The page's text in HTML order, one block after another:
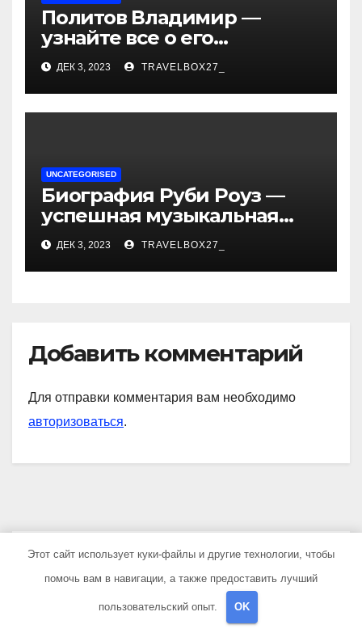
Политов Владимир —
узнайте все о его
биографии, возрасте и
впечатляющих
достижениях!
ДЕК 3, 2023 TRAVELBOX27_
UNCATEGORISED
Биография Руби Роуз —
успешная музыкальная
карьера, личная жизнь и
знаковые достижения
ДЕК 3, 2023 TRAVELBOX27_
Добавить комментарий
Для отправки комментария вам необходимо
авторизоваться.
YOU MISSED
Этот сайт использует куки-файлы и другие технологии, чтобы
помочь вам в навигации, а также предоставить лучший
пользовательский опыт. OK